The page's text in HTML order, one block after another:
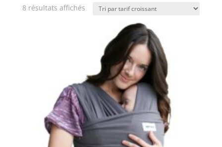
8 résultats affichésTrié
croissant